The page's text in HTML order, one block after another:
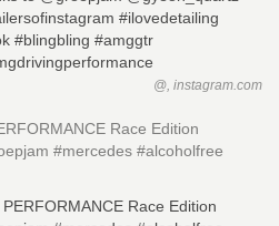
@, instagram.com
Race Edition
#mercedes #alcoholfree